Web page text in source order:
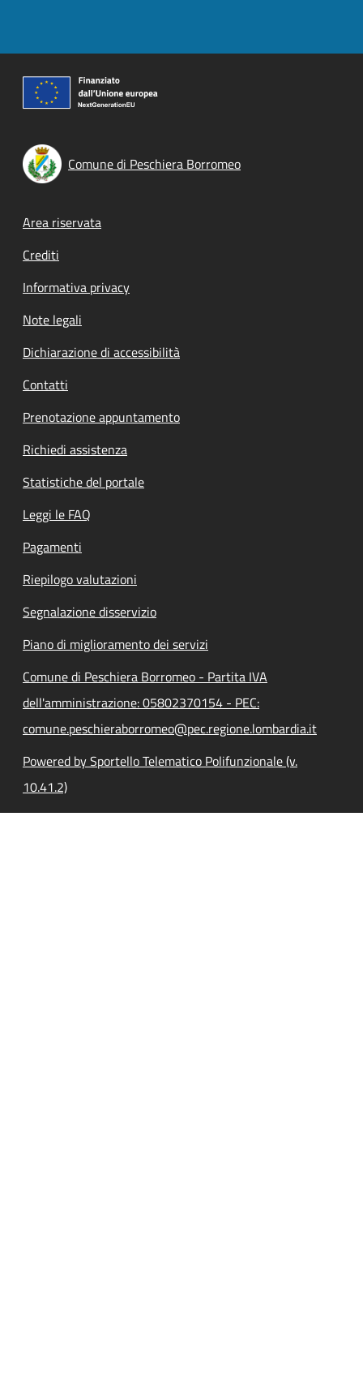
Comune di Peschiera Borromeo
Footer menu
Area riservata
Crediti
Informativa privacy
Note legali
Dichiarazione di accessibilità
Contatti
Prenotazione appuntamento
Richiedi assistenza
Statistiche del portale
Leggi le FAQ
Pagamenti
Riepilogo valutazioni
Segnalazione disservizio
Piano di miglioramento dei servizi
Comune di Peschiera Borromeo - Partita IVA
dell'amministrazione: 05802370154 - PEC:
comune.peschieraborromeo@pec.regione.lombardia.it
Powered by Sportello Telematico Polifunzionale (v.
10.41.2)